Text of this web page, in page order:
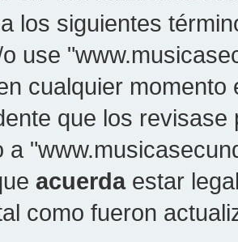
los siguientes
use
cualquier
que los
a
acuerdaestar
como fueron